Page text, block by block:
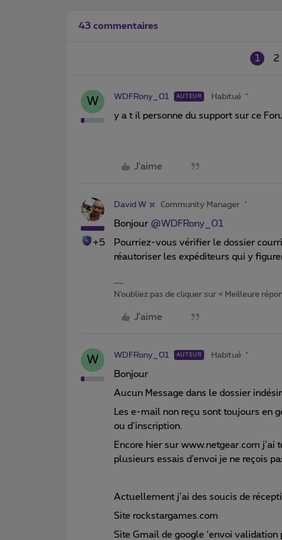
43 commentaires
1 2
W WDFRony_01 AUTEUR Habitué
y a t il personne du support sur ce
J'aime
+5
David W Community Manager
Bonjour @WDFRony_01
Pourriez-vous vérifier le dossier
réautoriser les expéditeurs qui y
N’oubliez pas de cliquer sur « Meilleure
J'aime
W WDFRony_01 AUTEUR Habitué
Bonjour
Aucun Message dans le dossier
Les e-mail non reçu sont toujours en
ou d’inscription.
Encore hier sur www.netgear.com j’ai
plusieurs essais d’envoi je ne reçois
Actuellement j’ai des soucis de
Site rockstargames.com
Site Gmail de google ‘envoi